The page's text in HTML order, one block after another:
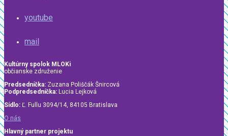
youtube
mail
Kultúrny spolok MLOKi
občianske združenie
Predsedníčka: Zuzana Poliščák Šnircová
Podpredsedníčka: Lucia Lejková
Sídlo: Ľ. Fullu 3094/14, 84105 Bratislava
O nás
Hlavný partner projektu